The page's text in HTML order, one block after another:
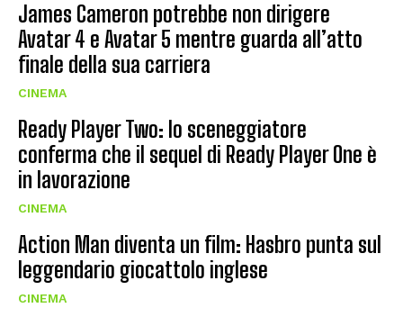
James Cameron potrebbe non dirigere
Avatar 4 e Avatar 5 mentre guarda all’atto
finale della sua carriera
CINEMA
Ready Player Two: lo sceneggiatore
conferma che il sequel di Ready Player One è
in lavorazione
CINEMA
Action Man diventa un film: Hasbro punta sul
leggendario giocattolo inglese
CINEMA